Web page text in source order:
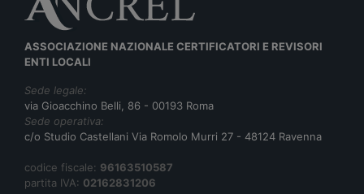
ASSOCIAZIONE NAZIONALE CERTIFICATORI E REVISORI
ENTI LOCALI
Sede legale:
via Gioacchino Belli, 86 - 00193 Roma
Sede operativa:
c/o Studio Castellani Via Romolo Murri 27 - 48124 Ravenna
codice fiscale: 96163510587
partita IVA: 02162831206